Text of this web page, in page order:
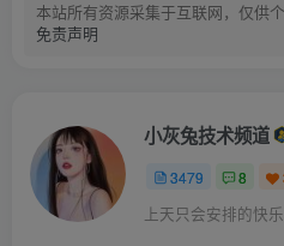
本站所有资源采集于互联网，仅供
免责声明
小灰兔技术频道
3479 8